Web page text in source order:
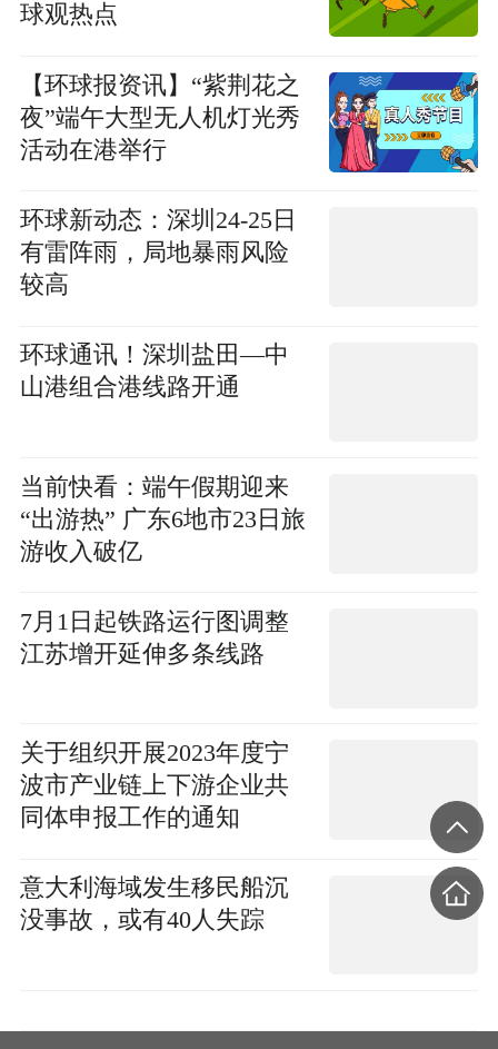
球观热点
【环球报资讯】“紫荆花之
夜”端午大型无人机灯光秀
活动在港举行
环球新动态：深圳24-25日
有雷阵雨，局地暴雨风险
较高
环球通讯！深圳盐田—中
山港组合港线路开通
当前快看：端午假期迎来
“出游热” 广东6地市23日旅
游收入破亿
7月1日起铁路运行图调整
江苏增开延伸多条线路
关于组织开展2023年度宁
波市产业链上下游企业共
同体申报工作的通知
意大利海域发生移民船沉
没事故，或有40人失踪